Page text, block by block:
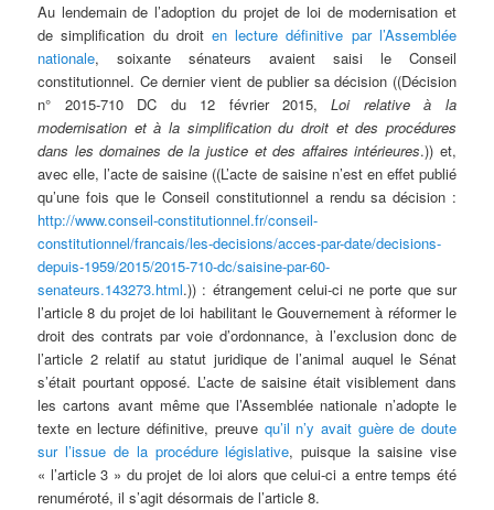
Au lendemain de l’adoption du projet de loi de modernisation et
de simplification du droit en lecture définitive par l’Assemblée
nationale, soixante sénateurs avaient saisi le Conseil
constitutionnel. Ce dernier vient de publier sa décision ((Décision
n° 2015-710 DC du 12 février 2015,Loi relative à la
modernisation et à la simplification du droit et des procédures
dans les domaines de la justice et des affaires intérieures.)) et,
avec elle, l’acte de saisine ((L’acte de saisine n’est en effet publié
qu’une fois que le Conseil constitutionnel a rendu sa décision :
http://www.conseil-constitutionnel.fr/conseil-
constitutionnel/francais/les-decisions/acces-par-date/decisions-
depuis-1959/2015/2015-710-dc/saisine-par-60-
senateurs.143273.html.)) : étrangement celui-ci ne porte que sur
l’article 8 du projet de loi habilitant le Gouvernement à réformer le
droit des contrats par voie d’ordonnance, à l’exclusion donc de
l’article 2 relatif au statut juridique de l’animal auquel le Sénat
s’était pourtant opposé. L’acte de saisine était visiblement dans
les cartons avant même que l’Assemblée nationale n’adopte le
texte en lecture définitive, preuve qu’il n’y avait guère de doute
sur l’issue de la procédure législative, puisque la saisine vise
« l’article 3 » du projet de loi alors que celui-ci a entre temps été
renuméroté, il s’agit désormais de l’article 8.